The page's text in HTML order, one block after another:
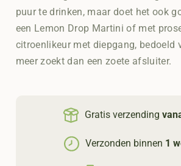
puur te drinken, maar doet het ook
een Lemon Drop Martini of met
citroenlikeur met diepgang, bedoeld
meer zoekt dan een zoete afsluiter.
Gratis verzending
Verzonden binnen 1